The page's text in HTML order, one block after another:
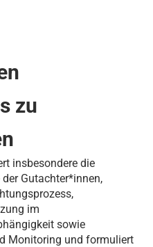
zu
insbesondere die
Gutachter*innen,
im
sowie
Monitoring und formuliert